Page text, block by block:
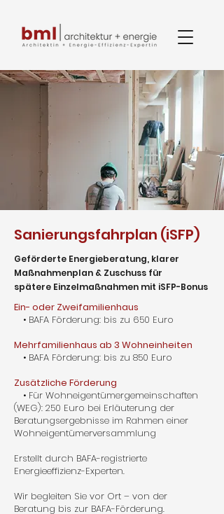
Sanierungsfahrplan (iSFP)
Geförderte Energieberatung, klarer
Maßnahmenplan & Zuschuss für
spätere Einzelmaßnahmen mit iSFP-Bonus
Ein- oder Zweifamilienhaus
• BAFA Förderung: bis zu 650 Euro
Mehrfamilienhaus ab 3 Wohneinheiten
• BAFA Förderung: bis zu 850 Euro
Zusätzliche Förderung
• Für Wohneigentümergemeinschaften
(WEG): 250 Euro bei Erläuterung der
Beratungsergebnisse im Rahmen einer
Wohneigentümerversammlung
Erstellt durch BAFA-registrierte
Energieeffizienz-Experten.
Wir begleiten Sie vor Ort – von der
Beratung bis zur BAFA-Förderung.